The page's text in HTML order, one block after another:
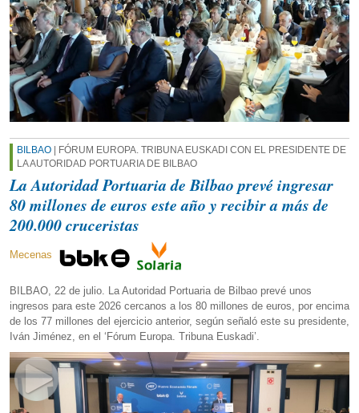
BILBAO | FÓRUM EUROPA. TRIBUNA EUSKADI CON EL PRESIDENTE DE
LA AUTORIDAD PORTUARIA DE BILBAO
La Autoridad Portuaria de Bilbao prevé ingresar
80 millones de euros este año y recibir a más de
200.000 cruceristas
Mecenas
BILBAO, 22 de julio. La Autoridad Portuaria de Bilbao prevé unos
ingresos para este 2026 cercanos a los 80 millones de euros, por encima
de los 77 millones del ejercicio anterior, según señaló este su presidente,
Iván Jiménez, en el ‘Fórum Europa. Tribuna Euskadi’.